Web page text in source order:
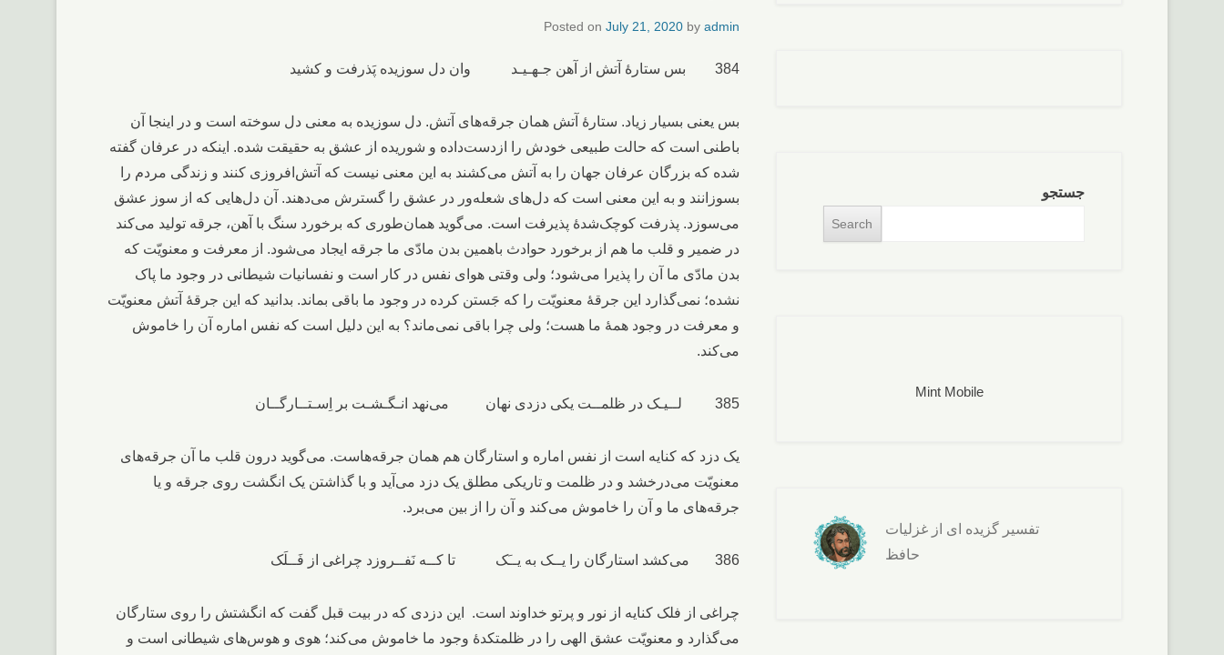
Posted on July 21, 2020 by admin
384 بس ستارۀ آتش از آهن جـهـیـد وان دل سوزیده پَذرفت و کشید
بس یعنی بسیار زیاد. ستارۀ آتش همان جرقه‌های آتش. دل سوزیده به معنی دل سوخته است و در اینجا آن
باطنی است که حالت طبیعی خودش را ازدست‌داده و شوریده از عشق به حقیقت شده. اینکه در عرفان گفته
شده که بزرگان عرفان جهان را به آتش می‌کشند به این معنی نیست که آتش‌افروزی کنند و زندگی مردم را
بسوزانند و به این معنی است که دل‌های شعله‌ور در عشق را گسترش می‌دهند. آن دل‌هایی که از سوز عشق
می‌سوزد. پذرفت کوچک‌شدۀ پذیرفت است. می‌گوید همان‌طوری که برخورد سنگ با آهن، جرقه تولید می‌کند
در ضمیر و قلب ما هم از برخورد حوادث باهمین بدن مادّی ما جرقه ایجاد می‌شود. از معرفت و معنویّت که
بدن مادّی ما آن را پذیرا می‌شود؛ ولی وقتی هوای نفس در کار است و نفسانیات شیطانی در وجود ما پاک
نشده؛ نمی‌گذارد این جرقۀ معنویّت را که جَستن کرده در وجود ما باقی بماند. بدانید که این جرقۀ آتش معنویّت
و معرفت در وجود همۀ ما هست؛ ولی چرا باقی نمی‌ماند؟ به این دلیل است که نفس اماره آن را خاموش
می‌کند.
385 لــیـک در ظلمــت یکی دزدی نهان می‌نهد انـگـشـت بر اِسـتــارگــان
یک دزد که کنایه است از نفس اماره و استارگان هم همان جرقه‌هاست. می‌گوید درون قلب ما آن جرقه‌های
معنویّت می‌درخشد و در ظلمت و تاریکی مطلق یک دزد می‌آید و با گذاشتن یک انگشت روی جرقه و یا
جرقه‌های ما و آن را خاموش می‌کند و آن را از بین می‌برد.
386 می‌کشد استارگان را یــک‌ به‌ یــَک تا کــه نَفــروزد چراغی از فَــلَک
چراغی از فلک کنایه از نور و پرتو خداوند است. این دزدی که در بیت قبل گفت که انگشتش را روی ستارگان
می‌گذارد و معنویّت عشق الهی را در ظلمتکدۀ وجود ما خاموش می‌کند؛ هوی و هوس‌های شیطانی است و
جستجو
Search
Mint Mobile
تفسير گزيده ای از غزليات
حافظ